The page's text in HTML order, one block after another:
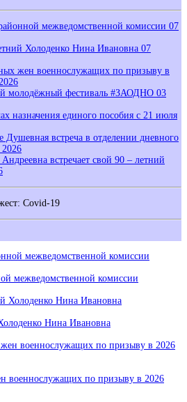
межведомственной комиссии 07
Холоденко Нина Ивановна 07
жен военнослужащих по призыву в
молодёжный фестиваль #ЗАОДНО 03
назначения единого пособия с 21 июля
Душевная встреча в отделении дневного
встречает свой 90 – летний
Covid-19
межведомственной комиссии
Нина Ивановна
военнослужащих по призыву в 2026